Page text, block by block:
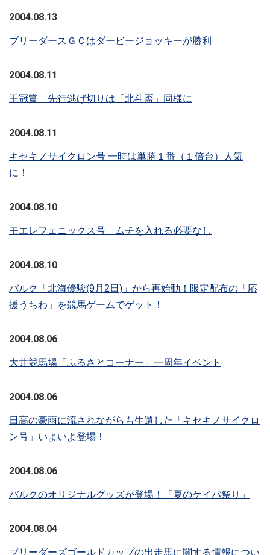
2004.08.13
ブリーダースＧＣはダービージョッキーが勝利
2004.08.11
王冠賞 先行逃げ切りは「北斗盃」同様に
2004.08.11
キセキノサイクロン号 一時は単勝１番（１倍台）人気
に！
2004.08.10
モエレフェニックス号 ムチを入れる必要なし
2004.08.10
バルク「北海優駿(9月2日)」から再始動！限定配布の「応
援うちわ」を競馬ゲームでゲット！
2004.08.06
大井競馬場「ふるさとコーナー」一周年イベント
2004.08.06
日高の豪雨に流されながらも生還した「キセキノサイクロ
ン号」いよいよ登場！
2004.08.06
バルクのオリジナルグッズが登場！「夏のケイバ祭り」
2004.08.04
ブリーダーズゴールドカップの出走馬に関する情報につい